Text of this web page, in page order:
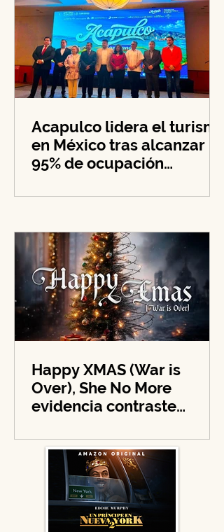
Acapulco lidera el turismo
95% de ocupación
costera
Happy XMAS (War is
evidencia contraste
navideño y llama a la
solidaridad en tiempos de
guerra